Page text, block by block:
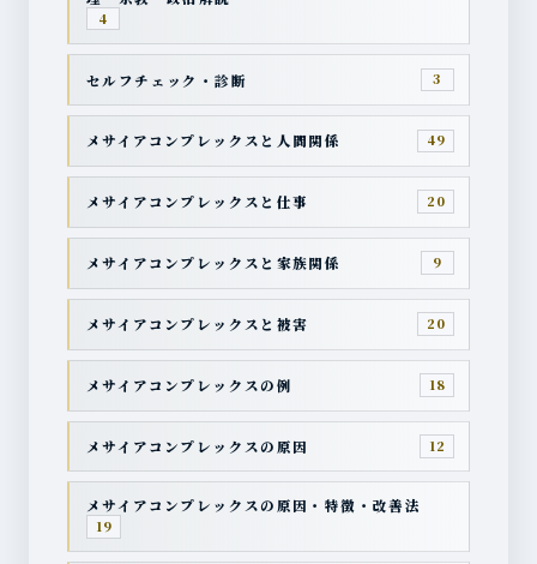
4
セルフチェック・診断 3
メサイアコンプレックスと人間関係 49
メサイアコンプレックスと仕事 20
メサイアコンプレックスと家族関係 9
メサイアコンプレックスと被害 20
メサイアコンプレックスの例 18
メサイアコンプレックスの原因 12
メサイアコンプレックスの原因・特徴・改善法
19